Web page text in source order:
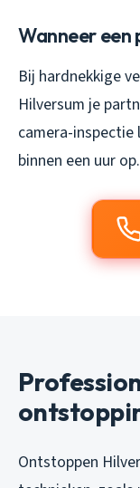
Wanneer een
Bij hardnekkige
Hilversum je
camera-inspectie
binnen een uur op.
Ontstoppen